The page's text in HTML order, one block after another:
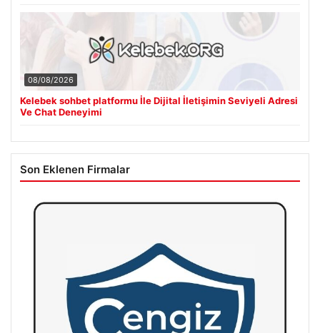
08/08/2026
Kelebek sohbet platformu İle Dijital İletişimin Seviyeli Adresi
Ve Chat Deneyimi
Son Eklenen Firmalar